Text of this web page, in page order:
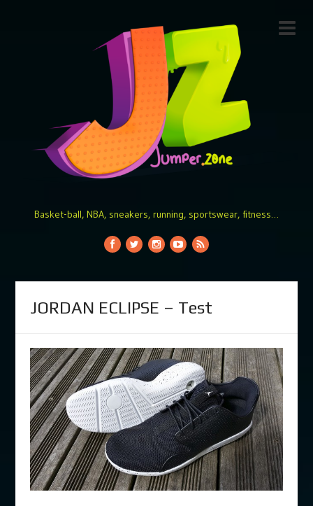
Basket-ball, NBA, sneakers, running, sportswear, fitness…
JORDAN ECLIPSE – Test